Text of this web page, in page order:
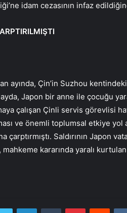
idam cezasının infaz
ayında, Çin’in Suzhou
Japon bir anne ile çocuğu
çalışan Çinli servis görevlisi
ve önemli toplumsal etkiye
çarptırmıştı. Saldırının Japon
kararında yaralı
Twitter LinkedInTumblr Pinterest